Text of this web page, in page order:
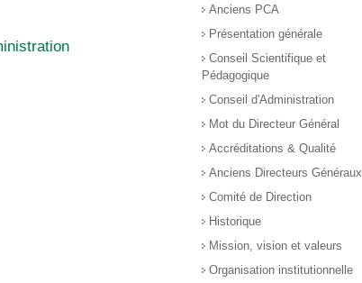
Anciens PCA
Présentation générale
Conseil Scientifique et
Pédagogique
Conseil d'Administration
Mot du Directeur Général
Accréditations & Qualité
Anciens Directeurs Généraux
Comité de Direction
Historique
Mission, vision et valeurs
Organisation institutionnelle